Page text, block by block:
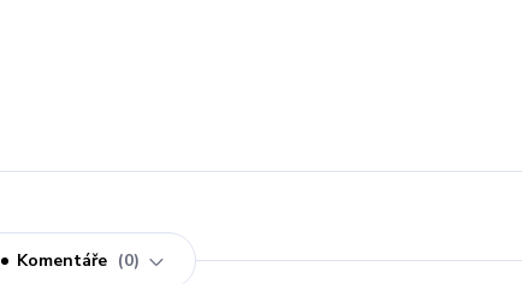
Komentáře 0